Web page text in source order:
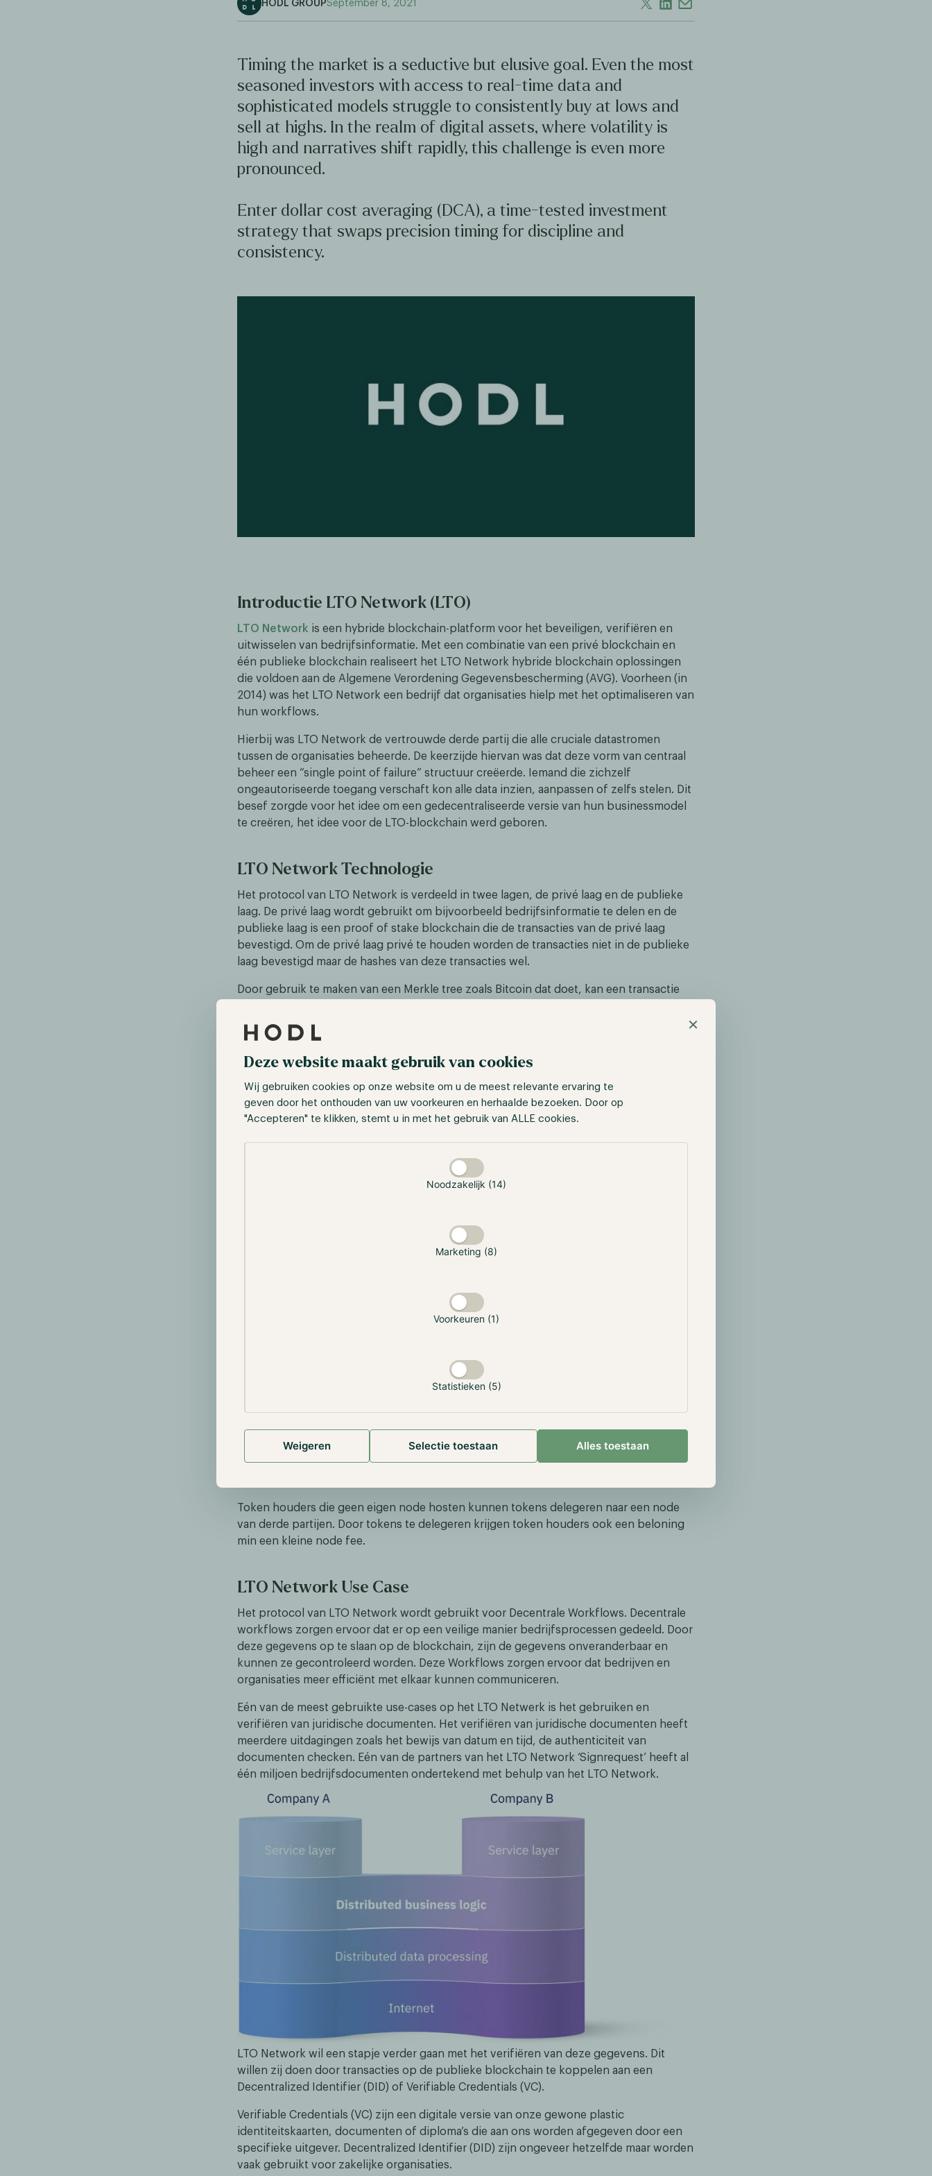
×
Deze website maakt gebruik van cookies
Wij gebruiken cookies op onze website om u de meest relevante ervaring te
geven door het onthouden van uw voorkeuren en herhaalde bezoeken. Door op
"Accepteren" te klikken, stemt u in met het gebruik van ALLE cookies.
Noodzakelijk (14)
Marketing (8)
Voorkeuren (1)
Statistieken (5)
Weigeren Selectie toestaan Alles toestaan
HODL GROUPSeptember 8, 2021
Timing the market is a seductive but elusive goal. Even the most
seasoned investors with access to real-time data and
sophisticated models struggle to consistently buy at lows and
sell at highs. In the realm of digital assets, where volatility is
high and narratives shift rapidly, this challenge is even more
pronounced.
Enter dollar cost averaging (DCA), a time-tested investment
strategy that swaps precision timing for discipline and
consistency.
Introductie LTO Network (LTO)
LTO Network is een hybride blockchain-platform voor het beveiligen, verifiëren en
uitwisselen van bedrijfsinformatie. Met een combinatie van een privé blockchain en
één publieke blockchain realiseert het LTO Network hybride blockchain oplossingen
die voldoen aan de Algemene Verordening Gegevensbescherming (AVG). Voorheen (in
2014) was het LTO Network een bedrijf dat organisaties hielp met het optimaliseren van
hun workflows.
Hierbij was LTO Network de vertrouwde derde partij die alle cruciale datastromen
tussen de organisaties beheerde. De keerzijde hiervan was dat deze vorm van centraal
beheer een “single point of failure” structuur creëerde. Iemand die zichzelf
ongeautoriseerde toegang verschaft kon alle data inzien, aanpassen of zelfs stelen. Dit
besef zorgde voor het idee om een gedecentraliseerde versie van hun businessmodel
te creëren, het idee voor de LTO-blockchain werd geboren.
LTO Network Technologie
Het protocol van LTO Network is verdeeld in twee lagen, de privé laag en de publieke
laag. De privé laag wordt gebruikt om bijvoorbeeld bedrijfsinformatie te delen en de
publieke laag is een proof of stake blockchain die de transacties van de privé laag
bevestigd. Om de privé laag privé te houden worden de transacties niet in de publieke
laag bevestigd maar de hashes van deze transacties wel.
Door gebruik te maken van een Merkle tree zoals Bitcoin dat doet, kan een transactie
Nodes op de privé laag zorgen ervoor dat de data geverifieerd en onveranderbaar is.
Daarna wordt er een hash van meerdere transacties naar buiten gebracht op de
publieke laag door een proces genaamd ‘anchoring’. Bedrijven hebben op deze manier
een veilige plek om op een effectieve en veilige manier samen te werken.
De LTO-token is een utility-token dat een essentieel onderdeel vormt binnen het LTO
Network ecosysteem. Het belangrijkste doel van de token is om toegang te krijgen tot
alle functies op het netwerk. Transactiekosten op het LTO-netwerk kunnen ook alleen
betaald worden in LTO-tokens. Het LTO-netwerk wordt ondersteund door validators en
Token houders die geen eigen node hosten kunnen tokens delegeren naar een node
van derde partijen. Door tokens te delegeren krijgen token houders ook een beloning
min een kleine node fee.
LTO Network Use Case
Het protocol van LTO Network wordt gebruikt voor Decentrale Workflows. Decentrale
workflows zorgen ervoor dat er op een veilige manier bedrijfsprocessen gedeeld. Door
deze gegevens op te slaan op de blockchain, zijn de gegevens onveranderbaar en
kunnen ze gecontroleerd worden. Deze Workflows zorgen ervoor dat bedrijven en
organisaties meer efficiënt met elkaar kunnen communiceren.
Eén van de meest gebruikte use-cases op het LTO Netwerk is het gebruiken en
verifiëren van juridische documenten. Het verifiëren van juridische documenten heeft
meerdere uitdagingen zoals het bewijs van datum en tijd, de authenticiteit van
documenten checken. Eén van de partners van het LTO Network ‘Signrequest’ heeft al
één miljoen bedrijfsdocumenten ondertekend met behulp van het LTO Network.
LTO Network wil een stapje verder gaan met het verifiëren van deze gegevens. Dit
willen zij doen door transacties op de publieke blockchain te koppelen aan een
Decentralized Identifier (DID) of Verifiable Credentials (VC).
Verifiable Credentials (VC) zijn een digitale versie van onze gewone plastic
identiteitskaarten, documenten of diploma’s die aan ons worden afgegeven door een
specifieke uitgever. Decentralized Identifier (DID) zijn ongeveer hetzelfde maar worden
vaak gebruikt voor zakelijke organisaties.